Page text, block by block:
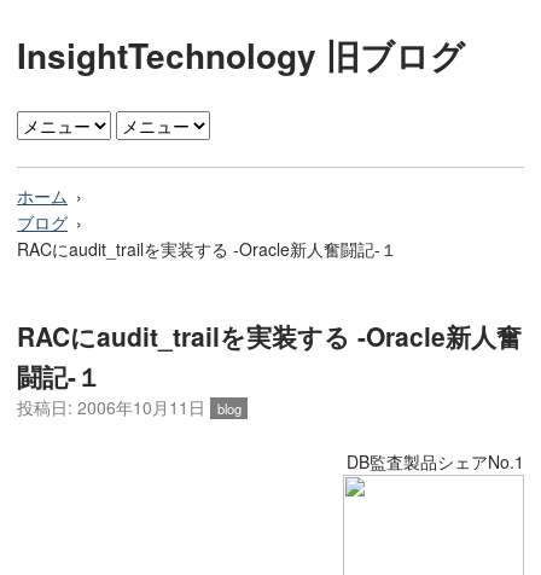
InsightTechnology 旧ブログ
ホーム
ブログ
RACにaudit_trailを実装する -Oracle新人奮闘記-１
RACにaudit_trailを実装する -Oracle新人奮
闘記-１
投稿日: 2006年10月11日 blog
DB監査製品シェアNo.1